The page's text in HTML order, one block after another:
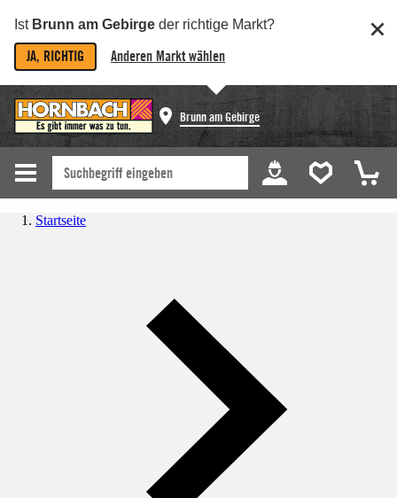
Ist Brunn am Gebirge der richtige Markt?
JA, RICHTIG Anderen Markt wählen
Brunn am Gebirge
Startseite